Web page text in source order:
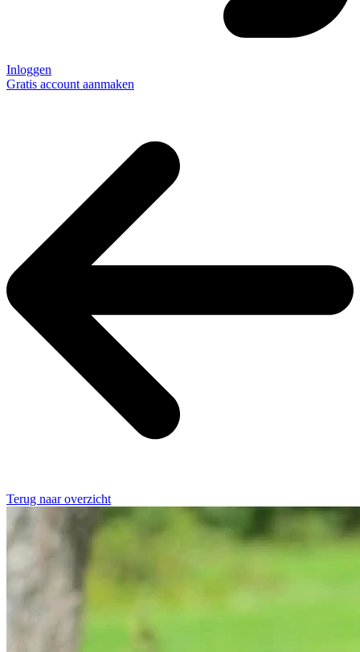
Inloggen
Gratis account aanmaken
Terug naar overzicht